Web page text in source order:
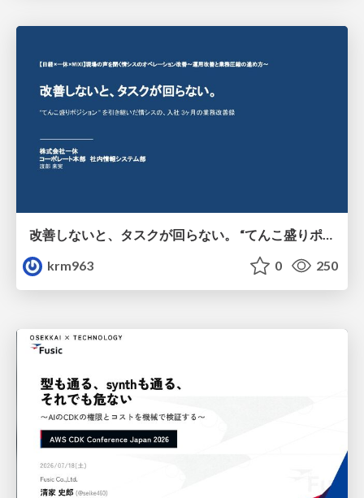
改善しないと、タスクが回らない。 “てんこ盛りポジション” を引き継いだ情シスの、入社3ヶ月の業務改善録
krm963
0 250